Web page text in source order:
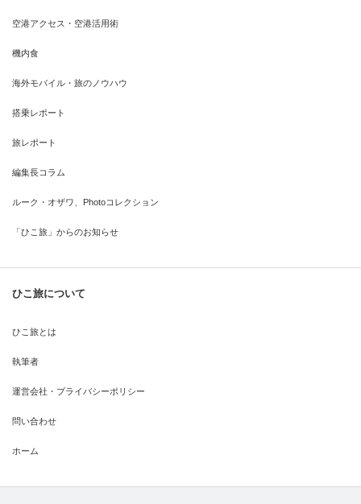
空港アクセス・空港活用術
機内食
海外モバイル・旅のノウハウ
搭乗レポート
旅レポート
編集長コラム
ルーク・オザワ、Photoコレクション
「ひこ旅」からのお知らせ
ひこ旅について
ひこ旅とは
執筆者
運営会社・プライバシーポリシー
問い合わせ
ホーム